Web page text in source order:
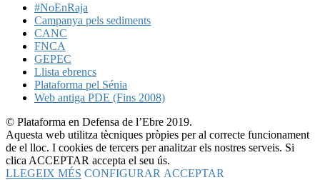
#NoEnRaja
Campanya pels sediments
CANC
FNCA
GEPEC
Llista ebrencs
Plataforma pel Sénia
Web antiga PDE (Fins 2008)
© Plataforma en Defensa de l’Ebre 2019.
Aquesta web utilitza tècniques pròpies per al correcte funcionament
de el lloc. I cookies de tercers per analitzar els nostres serveis. Si
clica ACCEPTAR accepta el seu ús.
LLEGEIX MÉS CONFIGURAR ACCEPTAR